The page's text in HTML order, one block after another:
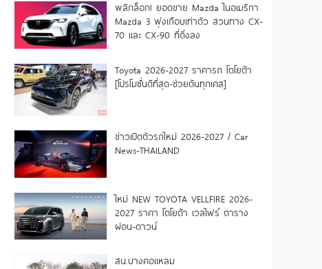
พลิกล็อก! ยอดขาย Mazda ในอเมริกา
Mazda 3 พุ่งเกือบเท่าตัว สวนทาง CX-
70 และ CX-90 ที่ดิ่งลง
Toyota 2026-2027 ราคารถ โตโยต้า
[โปรโมชั่นดีที่สุด-ช่วยดันทุกเคส]
ข่าวเปิดตัวรถใหม่ 2026-2027 / Car
News-THAILAND
ใหม่ NEW TOYOTA VELLFIRE 2026-
2027 ราคา โตโยต้า เวลไฟร์ ตาราง
ผ่อน-ดาวน์
สน.บางคอแหลม